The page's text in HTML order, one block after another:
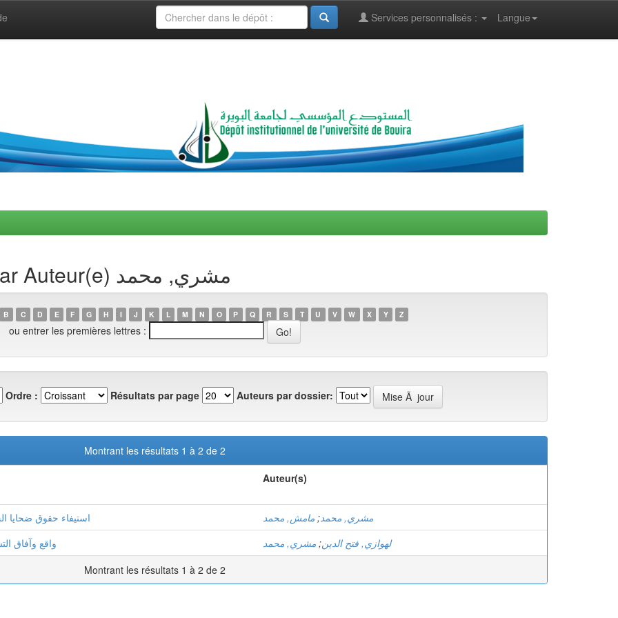
Langue
Services personnalisés :
Navigation de collection par Auteur(e) مشري, محمد
B C D E F G H I J K L M N O P Q R S T U V W X Y Z
ou entrer les premières lettres :
Ordre : Résultats par page Auteurs par dossier:
Montrant les résultats 1 à 2 de 2
Auteur(s)
استيفاء حقوق ضحايا مشري, محمد; مامش, محمد
واقع وآفاق لهوازي, فتح الدين; مشري, محمد
Montrant les résultats 1 à 2 de 2